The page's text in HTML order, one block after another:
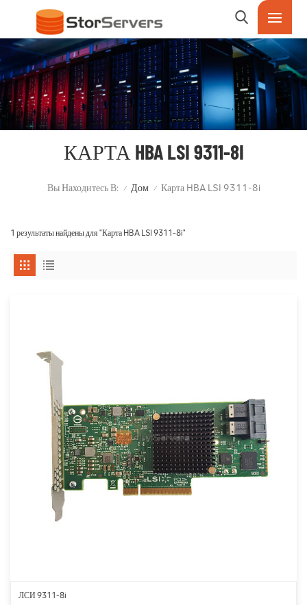
КАРТА HBA LSI 9311-8I
Вы Находитесь В: / Дом / Карта HBA LSI 9311-8i
1 результаты найдены для "Карта HBA LSI 9311-8i"
ЛСИ 9311-8i